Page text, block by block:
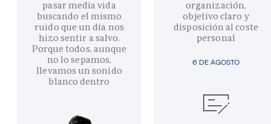
pasar media vida
buscando el mismo
ruido que un día nos
hizo sentir a salvo.
Porque todos, aunque
no lo sepamos,
llevamos un sonido
blanco dentro
6 DE AGOSTO
organización,
objetivo claro y
disposición al coste
personal